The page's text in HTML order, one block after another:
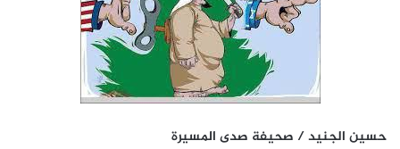
حسين الجنيد / صحيفة صدى المسيرة